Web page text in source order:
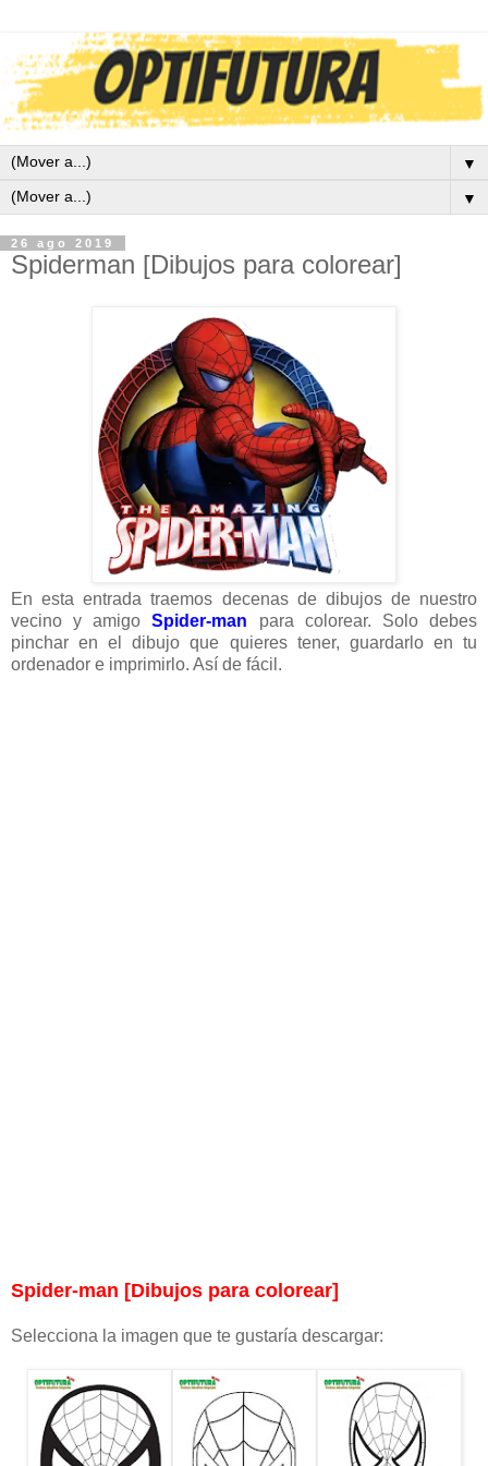
▼
▼
26 ago 2019
Spiderman [Dibujos para colorear]
En esta entrada traemos decenas de dibujos de nuestro
vecino y amigoSpider-man
para colorear. Solo debes
pinchar en el dibujo que quieres tener, guardarlo en tu
ordenador e imprimirlo. Así de fácil.
Spider-man [Dibujos para colorear]
Selecciona la imagen que te gustaría descargar: